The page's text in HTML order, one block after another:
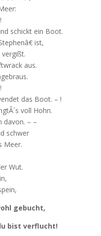
schickt ein Boot.
ist,
aus.
das Boot. – !
voll Hohn.
davon. – –
schwer
Meer.
Wut.
gebucht,
bist verflucht!